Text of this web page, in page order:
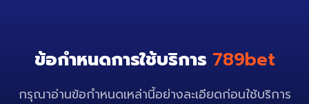
ข้อกำหนดการใช้บริการ 789bet
กรุณาอ่านข้อกำหนดเหล่านี้อย่างละเอียดก่อนใช้บริการ